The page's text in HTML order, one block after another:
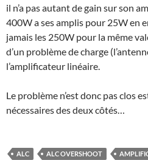
il n’a pas autant de gain sur son
400W a ses amplis pour 25W en
jamais les 250W pour la même
d’un problème de charge
l’amplificateur linéaire.
Le problème n’est donc pas clos
nécessaires des deux côtés…
ALC ALC OVERSHOOT